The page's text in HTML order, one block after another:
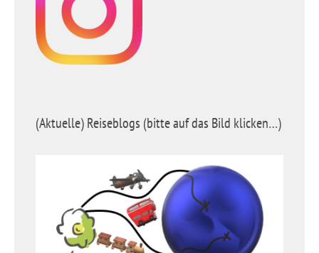
(Aktuelle) Reiseblogs (bitte auf das Bild klicken…)